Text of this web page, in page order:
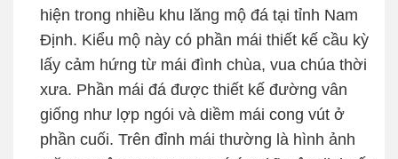
hiện trong nhiều khu lăng mộ đá tại tỉnh Nam
Định. Kiểu mộ này có phần mái thiết kế cầu kỳ
lấy cảm hứng từ mái đình chùa, vua chúa thời
xưa. Phần mái đá được thiết kế đường vân
giống như lợp ngói và diềm mái cong vút ở
phần cuối. Trên đỉnh mái thường là hình ảnh